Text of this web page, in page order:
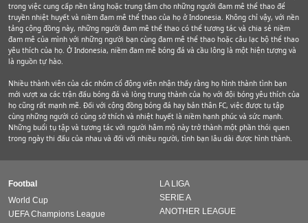
trong việc cung cấp nền tảng hoặc trung tâm cho những người đam mê thể thao để
truyền nhiệt huyết và niềm đam mê thể thao của họ ở Indonesia. Không chỉ vậy, với nền
tảng cộng đồng này, những người đam mê thể thao có thể tương tác và chia sẻ niềm
đam mê của mình với những người bạn cùng đam mê thể thao hoặc câu lạc bộ thể thao
yêu thích của họ. Ở Indonesia, niềm đam mê bóng đá và cầu lông là một hiện tượng và
là nguồn tự hào.
Nhiều thành viên của các nhóm cổ động viên nhận thấy rằng họ hình thành tình bạn
mới vượt xa các trận đấu bóng đá và lòng trung thành của họ với đội bóng yêu thích của
họ cũng rất mạnh mẽ. Đối với cộng đồng bóng đá hay bản thân FC, việc được tụ tập
cùng những người có cùng sở thích và nhiệt huyết là niềm hạnh phúc và sức mạnh.
Những buổi tụ tập và tương tác với người hâm mộ này trở thành một phần thói quen
trong ngày thi đấu của nhau và đối với nhiều người, tình bạn lâu dài được hình thành.
Footbal
World Cup
UEFA Champions League
LA LIGA
SERIE A
ANOTHER LEAGUE